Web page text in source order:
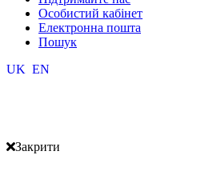
Особистий кабінет
Електронна пошта
Пошук
UK EN
Закрити